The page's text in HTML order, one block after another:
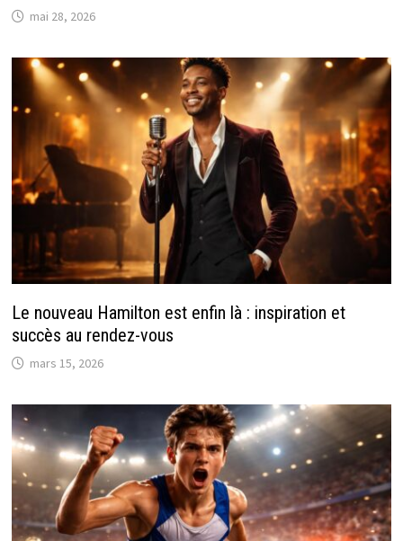
mai 28, 2026
Le nouveau Hamilton est enfin là : inspiration et
succès au rendez-vous
mars 15, 2026